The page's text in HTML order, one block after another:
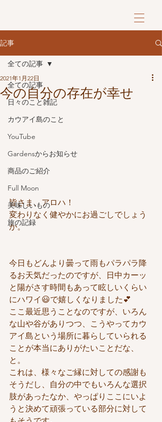
記事
全ての記事
日々のこと雑記
カウアイ島のこと
YouTube
Gardensからお知らせ
商品のご紹介
Full Moon
美味しいもの
旅の記録
全ての記事
今の自分の存在が幸せ
2021年1月22日
皆さま、アロハ！
変わりなく健やかにお過ごしでしょう
か。
今日もどんより曇って雨もパラパラ降
るお天気だったのですが、日中カーッ
と陽がさす時間もあって眩しいくらい
にハワイ😃で嬉しくなりました💕
ここ最近思うことなのですが、いろん
な山や谷がありつつ、こうやってカウ
アイ島という場所に暮らしていられる
ことが本当にありがたいことだな、
と。
これは、様々なご縁に対しての感謝も
そうだし、自分の中でもいろんな選択
肢があったなか、やっぱりここにいよ
うと決めて頑張っている部分に対して